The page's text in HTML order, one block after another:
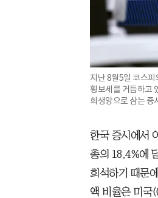
지난 8월5일 코스
횡보세를 거듭하고
희생양으로 삼는 증
한국 증시에서
총의 18.4%에
희석하기 때문
액 비율은 미국